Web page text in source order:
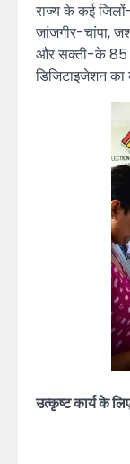
राज्य के कई जिलों-
जांजगीर-चांपा,
और सक्ती-के 85
डिजिटाइजेशन
उत्कृष्ट कार्य के